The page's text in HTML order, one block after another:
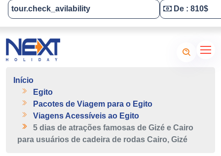
Tailor-Made Your Tour
Início
Egito
Pacotes de Viagem para o Egito
Viagens Acessíveis ao Egito
5 dias de atrações famosas de Gizé e Cairo
para usuários de cadeira de rodas Cairo, Gizé
tour.check_avilability De : 810$